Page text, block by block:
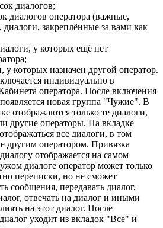
диалогов;
диалогов оператора (важные,
закреплённые за вами как
у которых ещё нет
которых назначен другой оператор.
индивидуально в
оператора. После включения
новая группа "Чужие". В
отображаются только те диалоги,
другие операторы. На вкладке
все диалоги, в том
другим оператором. Привязка
отображается на самом
диалоге оператор может только
переписки, но не сможет
сообщения, передавать диалог,
отвечать на диалог и иными
на этот диалог. После
уходит из вкладок "Все" и